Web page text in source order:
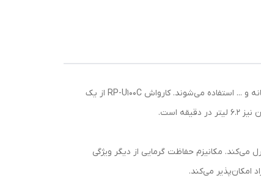
کارواش‌ها از آن دسته ابزارآلاتی هستند که در هر خانه یا کارگاه و برای شستشو و نظافت حیاط، دیوار، اتومبیل، دوچرخه، فضای داخلی کارخانه و ... استفاده می‌شوند. کارواش RP-U100C از یک
مکانیزم حفاظت گرمایی از دیگر ویژگی
امکان‌پذیر می‌کند.